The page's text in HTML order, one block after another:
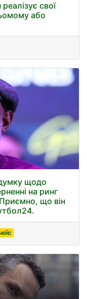
свої
або
щодо
на ринг
що він